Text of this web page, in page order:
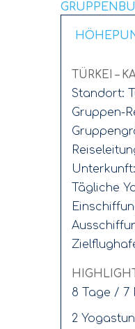
TÜRKEI –
Standort:
Gruppen-
Tägliche
8 Tage / 7
2